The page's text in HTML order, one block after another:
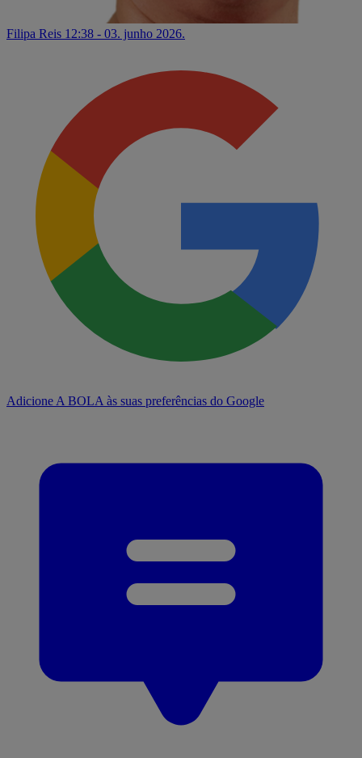
Filipa Reis 12:38 - 03. junho 2026.
Adicione A BOLA às suas preferências do Google